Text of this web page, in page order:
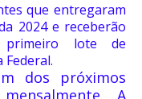
que entregaram
2024 e receberão
lote de
dos próximos
A